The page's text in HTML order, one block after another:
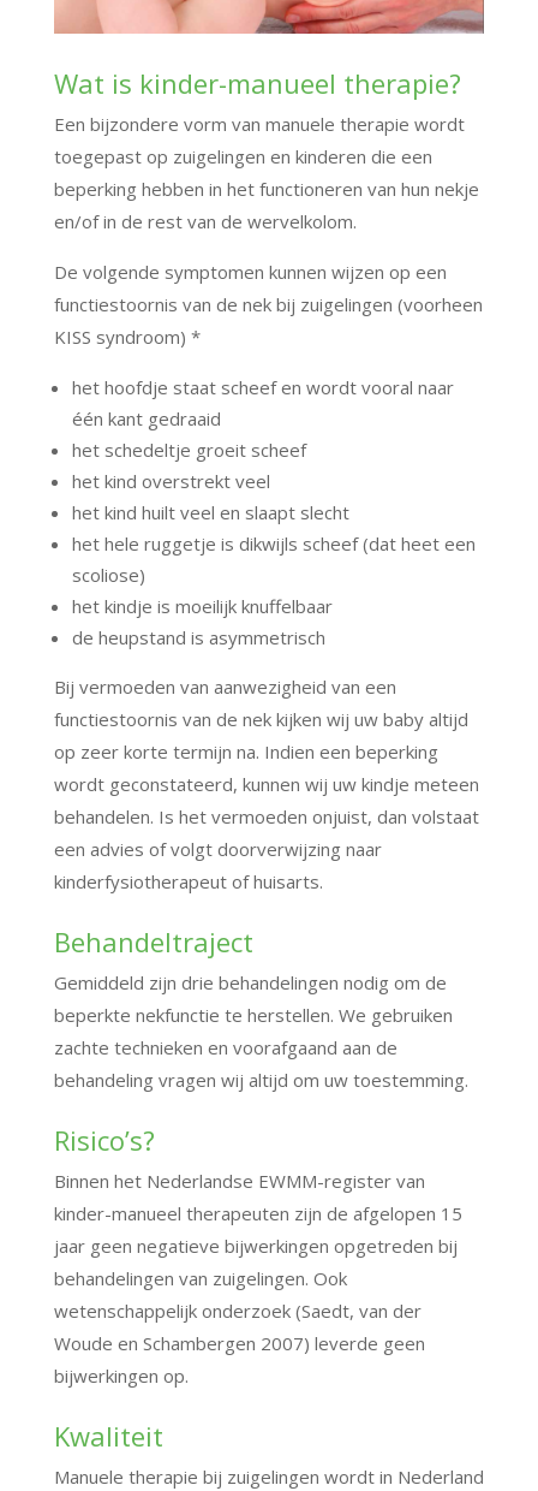
Wat is kinder-manueel therapie?
Een bijzondere vorm van manuele therapie wordt
toegepast op zuigelingen en kinderen die een
beperking hebben in het functioneren van hun nekje
en/of in de rest van de wervelkolom.
De volgende symptomen kunnen wijzen op een
functiestoornis van de nek bij zuigelingen (voorheen
KISS syndroom) *
het hoofdje staat scheef en wordt vooral naar
één kant gedraaid
het schedeltje groeit scheef
het kind overstrekt veel
het kind huilt veel en slaapt slecht
het hele ruggetje is dikwijls scheef (dat heet een
scoliose)
het kindje is moeilijk knuffelbaar
de heupstand is asymmetrisch
Bij vermoeden van aanwezigheid van een
functiestoornis van de nek kijken wij uw baby altijd
op zeer korte termijn na. Indien een beperking
wordt geconstateerd, kunnen wij uw kindje meteen
behandelen. Is het vermoeden onjuist, dan volstaat
een advies of volgt doorverwijzing naar
kinderfysiotherapeut of huisarts.
Behandeltraject
Gemiddeld zijn drie behandelingen nodig om de
beperkte nekfunctie te herstellen. We gebruiken
zachte technieken en voorafgaand aan de
behandeling vragen wij altijd om uw toestemming.
Risico’s?
Binnen het Nederlandse EWMM-register van
kinder-manueel therapeuten zijn de afgelopen 15
jaar geen negatieve bijwerkingen opgetreden bij
behandelingen van zuigelingen. Ook
wetenschappelijk onderzoek (Saedt, van der
Woude en Schambergen 2007) leverde geen
bijwerkingen op.
Kwaliteit
Manuele therapie bij zuigelingen wordt in Nederland